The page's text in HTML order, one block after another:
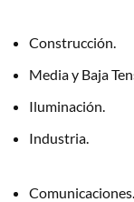
Construcción.
Media y Baja
Iluminación.
Industria.
Comunicaciones.